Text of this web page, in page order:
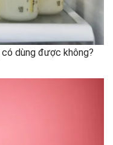
dùng được không?